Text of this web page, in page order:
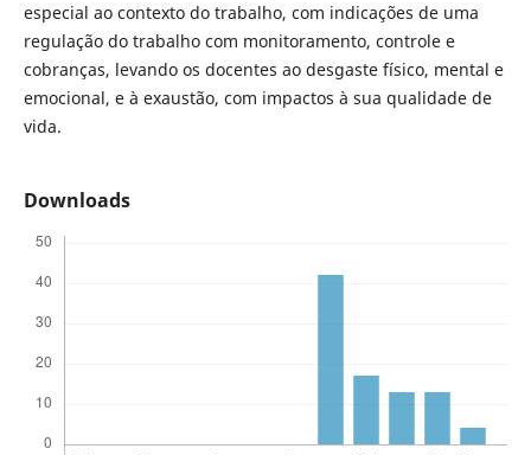
especial ao contexto do trabalho, com indicações de uma
regulação do trabalho com monitoramento, controle e
cobranças, levando os docentes ao desgaste físico, mental e
emocional, e à exaustão, com impactos à sua qualidade de
vida.
Downloads